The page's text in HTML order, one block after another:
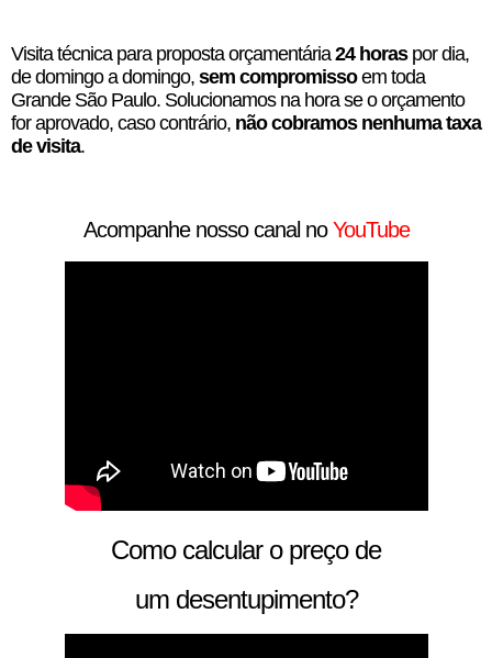
Visita técnica para proposta orçamentária24 horaspor dia,
de domingo a domingo, sem compromissoem toda
Grande São Paulo. Solucionamos na hora se o orçamento
for aprovado, caso contrário, não cobramos nenhuma taxa
de visita.
Acompanhe nosso canal noYouTube
Como calcular o preço de
um desentupimento?